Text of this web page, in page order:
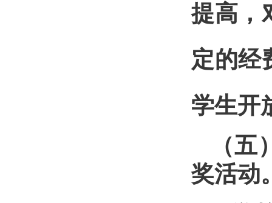
提高，
定的经
学生
（
奖活动